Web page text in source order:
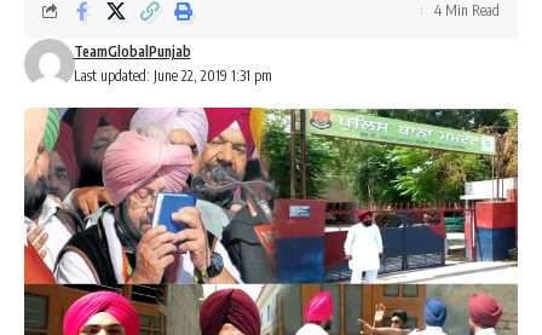
Last updated: June 22, 2019 1:31 pm
TeamGlobalPunjab
4 Min Read